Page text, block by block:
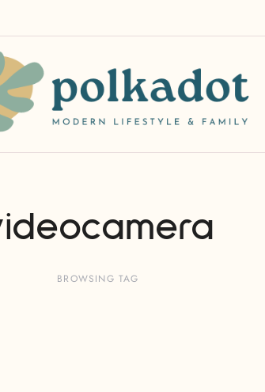
BROWSING TAG